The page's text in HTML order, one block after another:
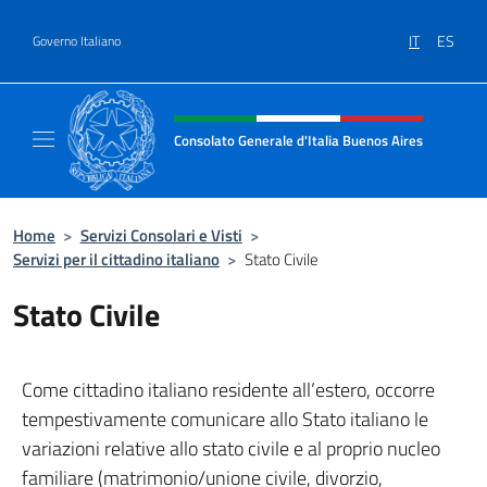
Governo Italiano IT ES
Intestazione sito, social e menù
Consolato Generale d'Italia Buenos Aires
Home > Servizi Consolari e Visti >
Servizi per il cittadino italiano > Stato Civile
Stato Civile
Come cittadino italiano residente all’estero, occorre
tempestivamente comunicare allo Stato italiano le
variazioni relative allo stato civile e al proprio nucleo
familiare (matrimonio/unione civile, divorzio,